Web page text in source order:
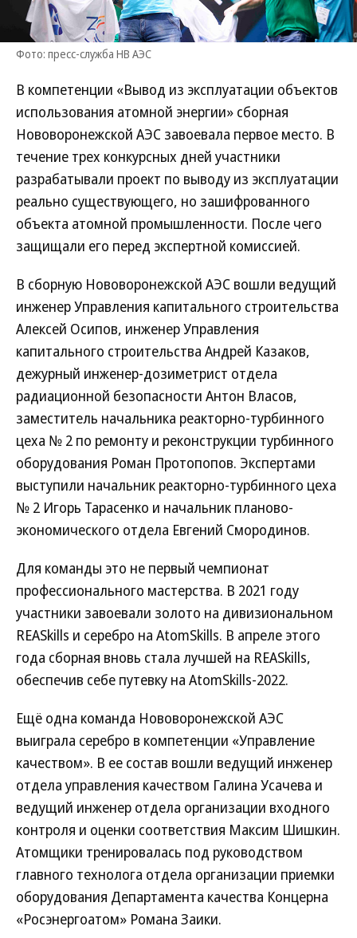
Фото: пресс-служба НВ АЭС
В компетенции «Вывод из эксплуатации объектов
использования атомной энергии» сборная
Нововоронежской АЭС завоевала первое место. В
течение трех конкурсных дней участники
разрабатывали проект по выводу из эксплуатации
реально существующего, но зашифрованного
объекта атомной промышленности. После чего
защищали его перед экспертной комиссией.
В сборную Нововоронежской АЭС вошли ведущий
инженер Управления капитального строительства
Алексей Осипов, инженер Управления
капитального строительства Андрей Казаков,
дежурный инженер-дозиметрист отдела
радиационной безопасности Антон Власов,
заместитель начальника реакторно-турбинного
цеха № 2 по ремонту и реконструкции турбинного
оборудования Роман Протопопов. Экспертами
выступили начальник реакторно-турбинного цеха
№ 2 Игорь Тарасенко и начальник планово-
экономического отдела Евгений Смородинов.
Для команды это не первый чемпионат
профессионального мастерства. В 2021 году
участники завоевали золото на дивизиональном
REASkills и серебро на AtomSkills. В апреле этого
года сборная вновь стала лучшей на REASkills,
обеспечив себе путевку на AtomSkills-2022.
Ещё одна команда Нововоронежской АЭС
выиграла серебро в компетенции «Управление
качеством». В ее состав вошли ведущий инженер
отдела управления качеством Галина Усачева и
ведущий инженер отдела организации входного
контроля и оценки соответствия Максим Шишкин.
Атомщики тренировалась под руководством
главного технолога отдела организации приемки
оборудования Департамента качества Концерна
«Росэнергоатом» Романа Заики.